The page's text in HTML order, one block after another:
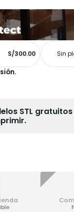
S/300.00 Sin
STL